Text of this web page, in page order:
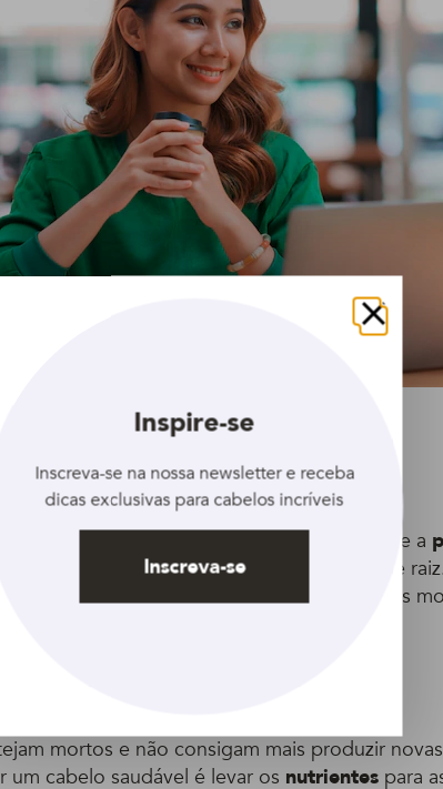
vivo?
fio é constituído cientificamente, imagine a
a
do nosso cabelo, chamada de
chamada dehaste, é composta por células
mortos e não consigam mais produzir
um cabelo saudável é levar os nutrientes para
Fechar
Inspire-se
Inscreva-se na nossa newsletter e receba
dicas exclusivas para cabelos incríveis
Inscreva-se